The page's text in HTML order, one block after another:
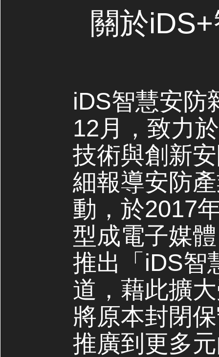
關於
iDS智慧安防
12月，致力
技術與創新
細報導安防
動，於2017
型成電子媒
推出「iDS智
道，藉此擴
將原本封閉
推廣到更多